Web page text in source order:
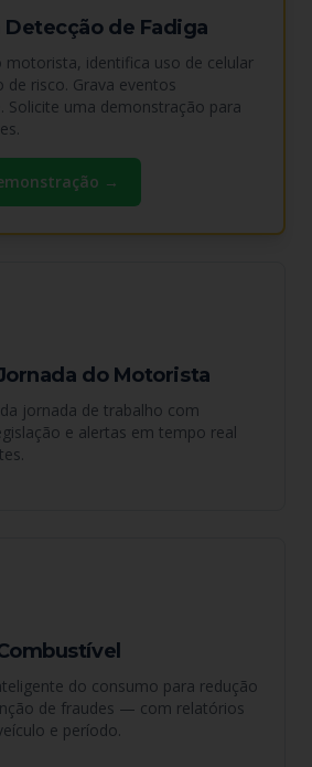
Detecção de Fadiga
motorista, identifica uso de celular
risco. Grava eventos
Solicite uma demonstração para
→
do Motorista
jornada de trabalho com
e alertas em tempo real
do consumo para redução
de fraudes — com relatórios
e período.